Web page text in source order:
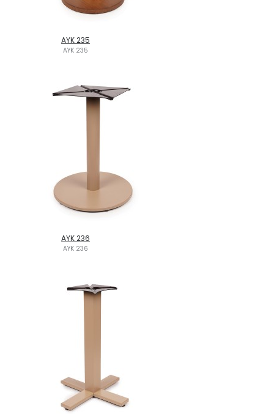
AYK 235
AYK 235
AYK 236
AYK 236